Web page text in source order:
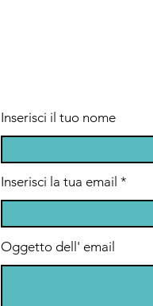
Inserisci il tuo nome
Inserisci la tua email
Oggetto dell' email